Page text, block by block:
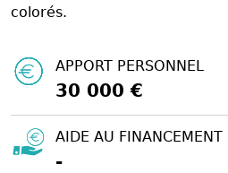
colorés.
APPORT PERSONNEL
30 000 €
AIDE AU FINANCEMENT
-